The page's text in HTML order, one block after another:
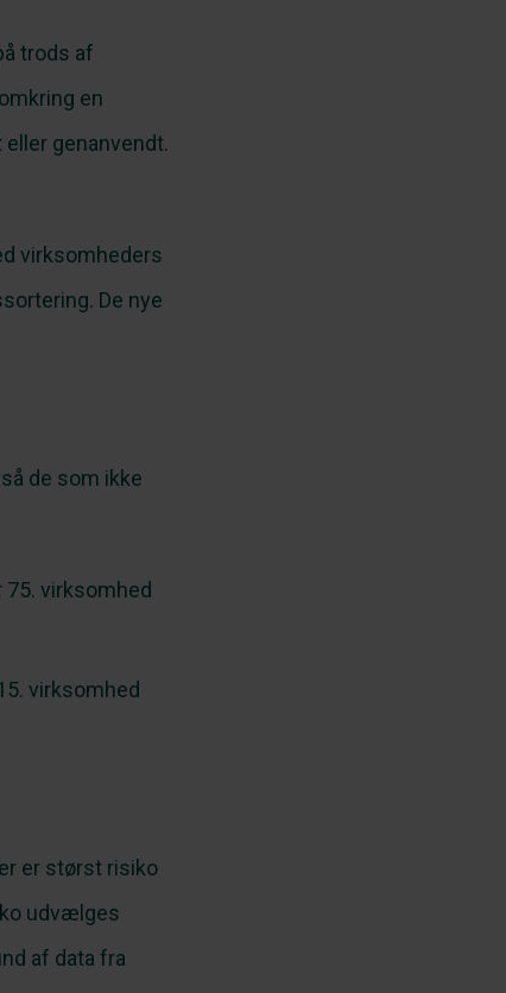
trods af
en
genanvendt.
virksomheders
De nye
de som ikke
virksomhed
virksomhed
er størst risiko
udvælges
af data fra